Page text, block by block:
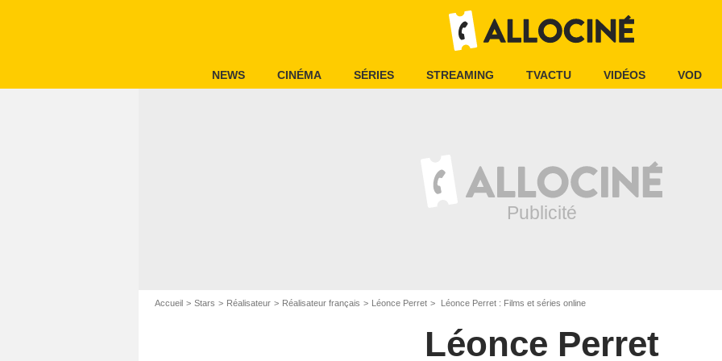
NEWS CINÉMA SÉRIES STREAMING TVACTU VIDÉOS VOD
Accueil Stars Réalisateur Réalisateur français Léonce Perret Léonce Perret : Films et séries online
Léonce Perret